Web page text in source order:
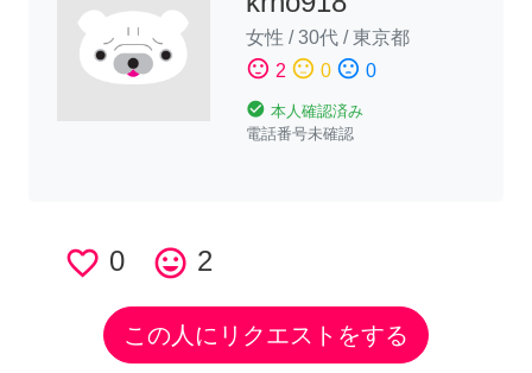
女性 /30代 /東京都
sentiment_satisfied 2 sentiment_neutral 0 sentiment_dissatisfied 0
check_circle 本人確認済み
電話番号未確認
favorite_border 0 tag_faces 2
この人にリクエストをする